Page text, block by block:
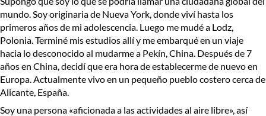
mundo. Soy originaria de Nueva York, donde viví hasta los
primeros años de mi adolescencia. Luego me mudé a Lodz,
Polonia. Terminé mis estudios allí y me embarqué en un viaje
hacia lo desconocido al mudarme a Pekín, China. Después de 7
años en China, decidí que era hora de establecerme de nuevo en
Europa. Actualmente vivo en un pequeño pueblo costero cerca de
Alicante, España.
Soy una persona «aficionada a las actividades al aire libre», así